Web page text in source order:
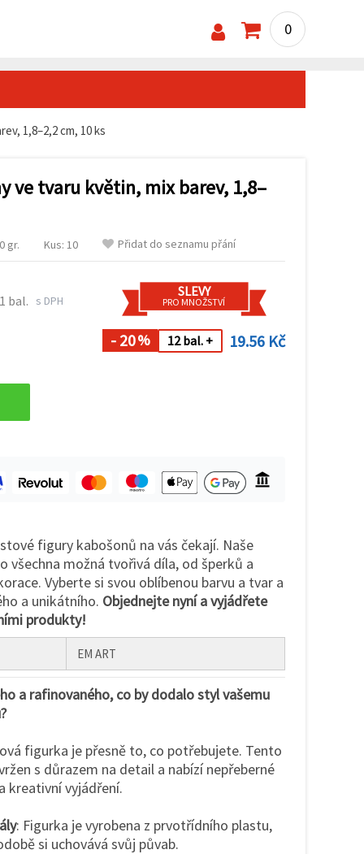
0
1,8–2,2 cm, 10 ks
ve tvaru květin, mix barev, 1,8–
gr. Kus: 10 Přidat do seznamu přání
bal. s DPH
SLEVY
PRO MNOŽSTVÍ
- 20% 12 bal. + 19.56 Kč
figury kabošonů na vás čekají. Naše
všechna možná tvořivá díla, od šperků a
Vyberte si svou oblíbenou barvu a tvar a
a unikátního. Objednejte nyní a vyjádřete
produkty!
EM ART
a rafinovaného, co by dodalo styl vašemu
figurka je přesně to, co potřebujete. Tento
s důrazem na detail a nabízí nepřeberné
kreativní vyjádření.
: Figurka je vyrobena z prvotřídního plastu,
si uchovává svůj půvab.